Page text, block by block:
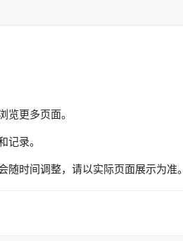
览更多页面。
记录。
时间调整，请以实际页面展示为准。